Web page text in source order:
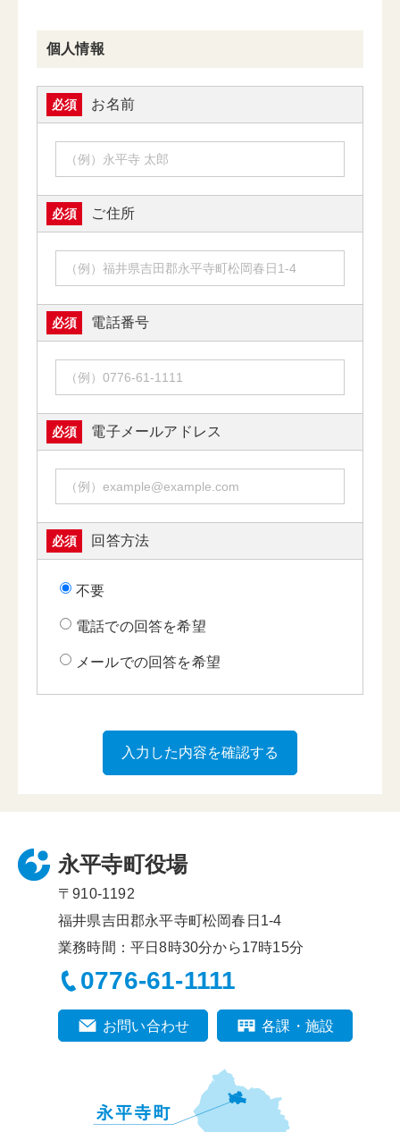
個人情報
必須 お名前
必須 ご住所
必須 電話番号
必須 電子メールアドレス
必須 回答方法
不要
電話での回答を希望
メールでの回答を希望
永平寺町役場
〒910-1192
福井県吉田郡永平寺町松岡春日1-4
業務時間：平日8時30分から17時15分
0776-61-1111
お問い合わせ 各課・施設